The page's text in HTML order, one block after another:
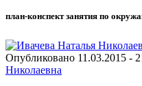
план-конспект занятия по
Опубликовано 11.03.2015 -
Николаевна